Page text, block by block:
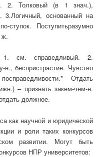
2. Толковый (в 1 знач.),
основанный на
ступок. Поступитьразумно
ж.
см. справедливый. 2.
н., беспристрастие. Чувство
Отдать
– признать закем-чем-н.
должное.
как научной и юридической
и роли таких конкурсов
развитии. Могут быть
НПР университетов: